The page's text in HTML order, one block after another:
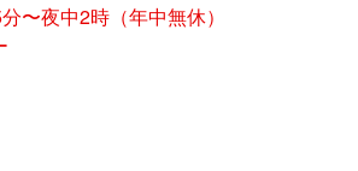
〜夜中2時（年中無休）